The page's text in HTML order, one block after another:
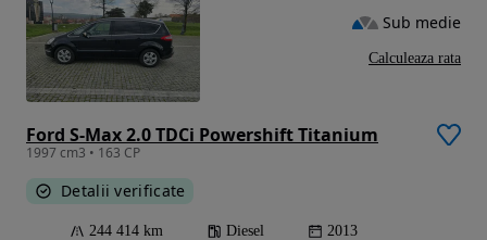
Ford S-Max 2.0 TDCi Powershift Titanium
1997 cm3 • 163 CP
Detalii verificate
244 414 km Diesel 2013
Sub medie
Calculeaza rata